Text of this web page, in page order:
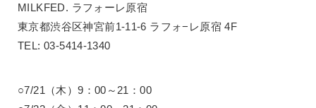
MILKFED. ラフォーレ原宿
東京都渋谷区神宮前1-11-6 ラフォ−レ原宿 4F
TEL: 03-5414-1340
○7/21（木）9：00～21：00